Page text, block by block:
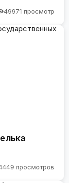
49971 просмотр
просмотров